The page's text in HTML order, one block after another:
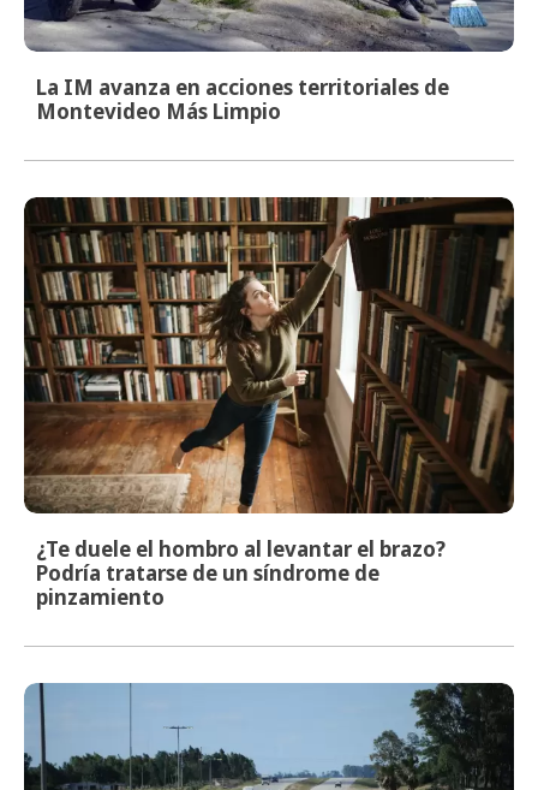
La IM avanza en acciones territoriales de
Montevideo Más Limpio
¿Te duele el hombro al levantar el brazo?
Podría tratarse de un síndrome de
pinzamiento